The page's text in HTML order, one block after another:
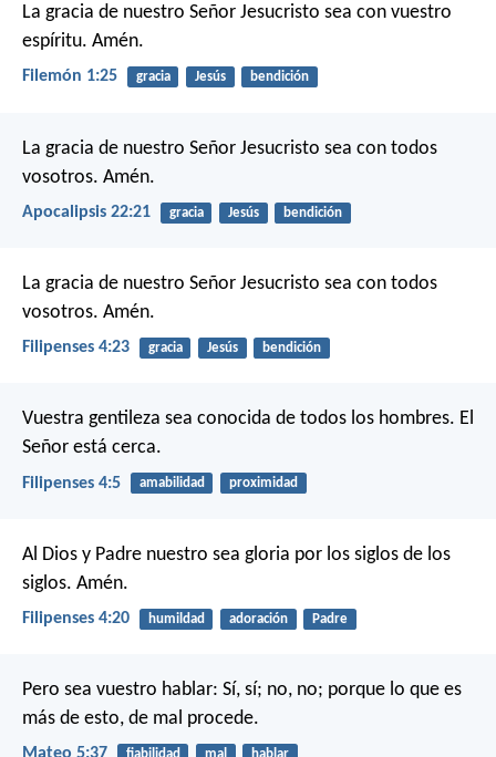
La gracia de nuestro Señor Jesucristo sea con vuestro
espíritu. Amén.
Filemón 1:25 gracia Jesús bendición
La gracia de nuestro Señor Jesucristo sea con todos
vosotros. Amén.
Apocalipsis 22:21 gracia Jesús bendición
La gracia de nuestro Señor Jesucristo sea con todos
vosotros. Amén.
Filipenses 4:23 gracia Jesús bendición
Vuestra gentileza sea conocida de todos los hombres. El
Señor está cerca.
Filipenses 4:5 amabilidad proximidad
Al Dios y Padre nuestro sea gloria por los siglos de los
siglos. Amén.
Filipenses 4:20 humildad adoración Padre
Pero sea vuestro hablar: Sí, sí; no, no; porque lo que es
más de esto, de mal procede.